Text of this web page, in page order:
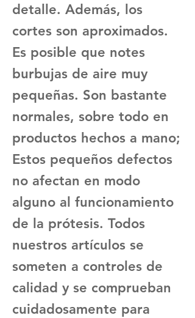
detalle. Además, los
cortes son aproximados.
Es posible que notes
burbujas de aire muy
pequeñas. Son bastante
normales, sobre todo en
productos hechos a mano;
Estos pequeños defectos
no afectan en modo
alguno al funcionamiento
de la prótesis. Todos
nuestros artículos se
someten a controles de
calidad y se comprueban
cuidadosamente para